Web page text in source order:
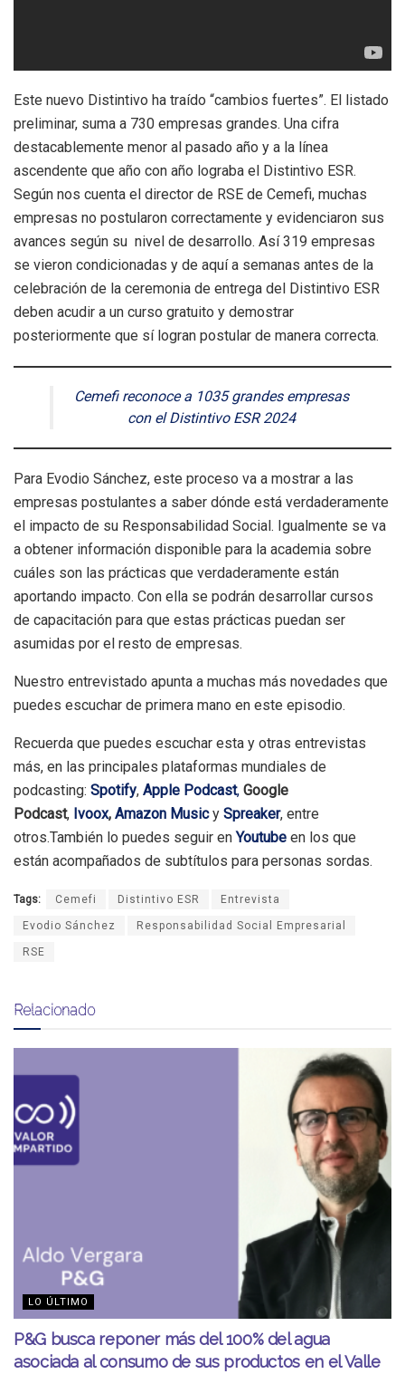
Este nuevo Distintivo ha traído “cambios fuertes”. El listado
preliminar, suma a 730 empresas grandes. Una cifra
destacablemente menor al pasado año y a la línea
ascendente que año con año lograba el Distintivo ESR.
Según nos cuenta el director de RSE de Cemefi, muchas
empresas no postularon correctamente y evidenciaron sus
avances según su nivel de desarrollo. Así 319 empresas
se vieron condicionadas y de aquí a semanas antes de la
celebración de la ceremonia de entrega del Distintivo ESR
deben acudir a un curso gratuito y demostrar
posteriormente que sí logran postular de manera correcta.
Cemefi reconoce a 1035 grandes empresas
con el Distintivo ESR 2024
Para Evodio Sánchez, este proceso va a mostrar a las
empresas postulantes a saber dónde está verdaderamente
el impacto de su Responsabilidad Social. Igualmente se va
a obtener información disponible para la academia sobre
cuáles son las prácticas que verdaderamente están
aportando impacto. Con ella se podrán desarrollar cursos
de capacitación para que estas prácticas puedan ser
asumidas por el resto de empresas.
Nuestro entrevistado apunta a muchas más novedades que
puedes escuchar de primera mano en este episodio.
Recuerda que puedes escuchar esta y otras entrevistas
más, en las principales plataformas mundiales de
podcasting: Spotify, Apple Podcast, Google
Podcast, Ivoox, Amazon Music y Spreaker, entre
otros.También lo puedes seguir en Youtube en los que
están acompañados de subtítulos para personas sordas.
Tags: Cemefi Distintivo ESR Entrevista
Evodio Sánchez Responsabilidad Social Empresarial
RSE
Relacionado
LO ÚLTIMO
P&G busca reponer más del 100% del agua
asociada al consumo de sus productos en el Valle